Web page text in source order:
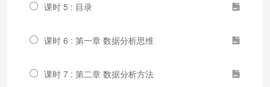
课时 5 : 目录
课时 6 : 第一章 数据分析思维
课时 7 : 第二章 数据分析方法